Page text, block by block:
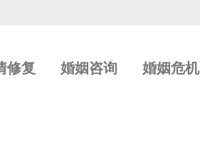
修复 婚姻咨询 婚姻危机